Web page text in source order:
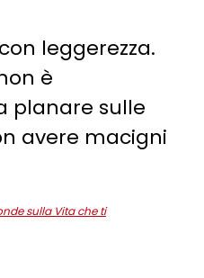
leggerezza.
è
planare sulle
avere macigni
sulla Vita che ti